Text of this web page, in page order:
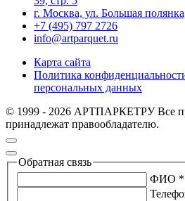
г. Москва, ул. Большая
+7 (495) 797 2726
info@artparquet.ru
Карта сайта
Политика
персональных данных
© 1999 - 2026 АРТПАРКЕТРУ Все
принадлежат правообладателю.
Обратная связь
ФИО *